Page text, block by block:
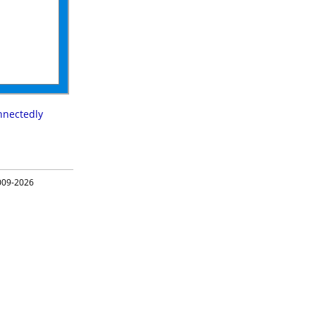
2026